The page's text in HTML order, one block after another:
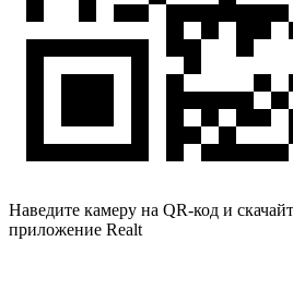
Наведите камеру на QR-код и
приложение Realt